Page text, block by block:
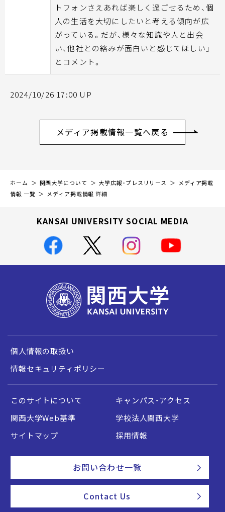
トフォンさえあれば楽しく過ごせるため、個
人の生活を大切にしたいと考える傾向が広
がっている。だが、様々な知識や人と出会
い、他社との絡みが面白いと感じてほしい」
とコメント。
2024/10/26 17:00 UP
メディア掲載情報一覧へ戻る
ホーム 関西大学について 大学広報・プレスリリース
メディア掲載
情報 一覧
メディア掲載情報 詳細
KANSAI UNIVERSITY SOCIAL MEDIA
個人情報の取扱い
情報セキュリティポリシー
このサイトについて
キャンパス・アクセス
関西大学Web基準
学校法人関西大学
サイトマップ
採用情報
お問い合わせ一覧
Contact Us